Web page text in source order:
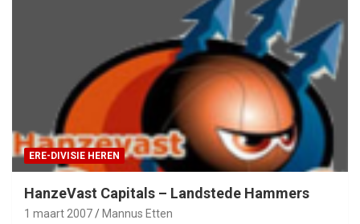
ERE-DIVISIE HEREN
HanzeVast Capitals – Landstede Hammers
1 maart 2007 Mannus Etten